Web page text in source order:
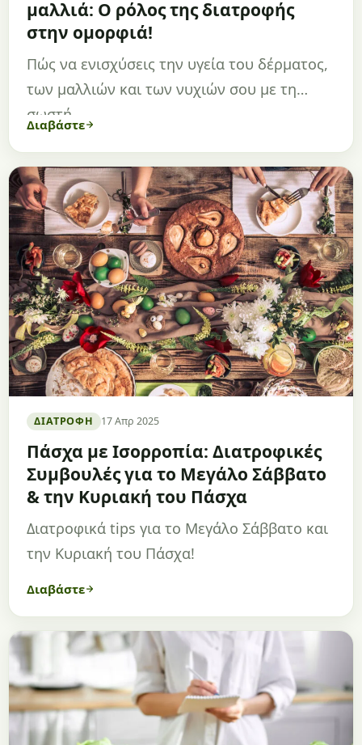
μαλλιά: Ο ρόλος της διατροφής
στην ομορφιά!
Πώς να ενισχύσεις την υγεία του δέρματος,
των μαλλιών και των νυχιών σου με τη
σωστή…
Διαβάστε
ΔΙΑΤΡΟΦΉ 17 Απρ 2025
Πάσχα με Ισορροπία: Διατροφικές
Συμβουλές για το Μεγάλο Σάββατο
& την Κυριακή του Πάσχα
Διατροφικά tips για το Μεγάλο Σάββατο και
την Κυριακή του Πάσχα!
Διαβάστε